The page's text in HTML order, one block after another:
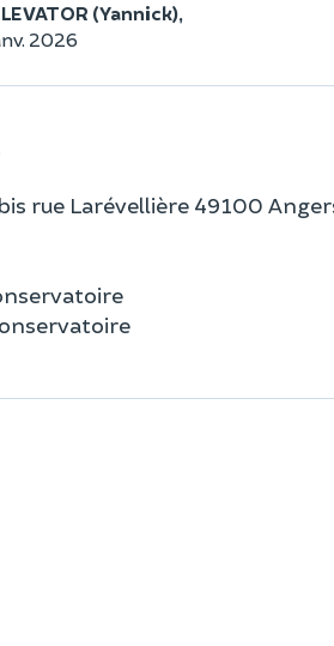
(Yannick),
2026
rue Larévellière 49100